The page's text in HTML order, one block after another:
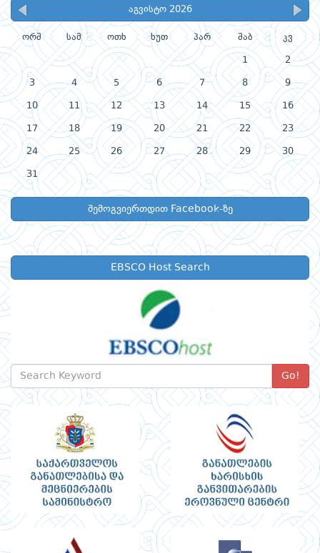
აგვისტო 2026
ორშ სამ ოთხ ხუთ პარ შაბ კვ
1 2
3 4 5 6 7 8 9
10 11 12 13 14 15 16
17 18 19 20 21 22 23
24 25 26 27 28 29 30
31
შემოგვიერთდით Facebook-ზე
EBSCO Host Search
Go!